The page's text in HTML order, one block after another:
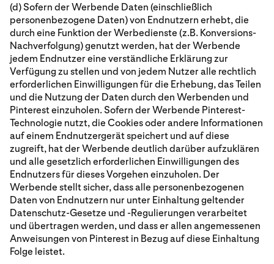
(d) Sofern der Werbende Daten (einschließlich
personenbezogene Daten) von Endnutzern erhebt, die
durch eine Funktion der Werbedienste (z.B. Konversions-
Nachverfolgung) genutzt werden, hat der Werbende
jedem Endnutzer eine verständliche Erklärung zur
Verfügung zu stellen und von jedem Nutzer alle rechtlich
erforderlichen Einwilligungen für die Erhebung, das Teilen
und die Nutzung der Daten durch den Werbenden und
Pinterest einzuholen. Sofern der Werbende Pinterest-
Technologie nutzt, die Cookies oder andere Informationen
auf einem Endnutzergerät speichert und auf diese
zugreift, hat der Werbende deutlich darüber aufzuklären
und alle gesetzlich erforderlichen Einwilligungen des
Endnutzers für dieses Vorgehen einzuholen. Der
Werbende stellt sicher, dass alle personenbezogenen
Daten von Endnutzern nur unter Einhaltung geltender
Datenschutz-Gesetze und -Regulierungen verarbeitet
und übertragen werden, und dass er allen angemessenen
Anweisungen von Pinterest in Bezug auf diese Einhaltung
Folge leistet.